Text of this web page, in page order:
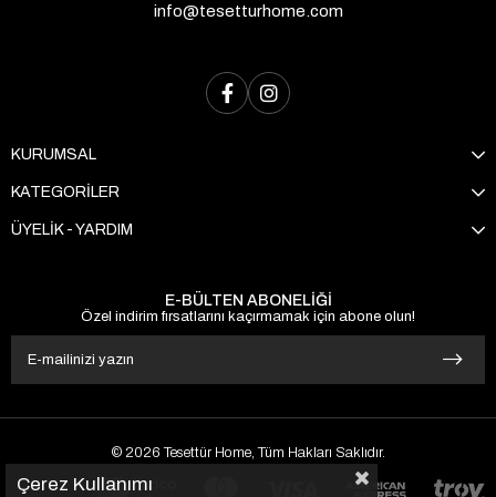
info@tesetturhome.com
KURUMSAL
KATEGORİLER
ÜYELİK - YARDIM
E-BÜLTEN ABONELİĞİ
Özel indirim fırsatlarını kaçırmamak için abone olun!
© 2026 Tesettür Home, Tüm Hakları Saklıdır.
Çerez Kullanımı